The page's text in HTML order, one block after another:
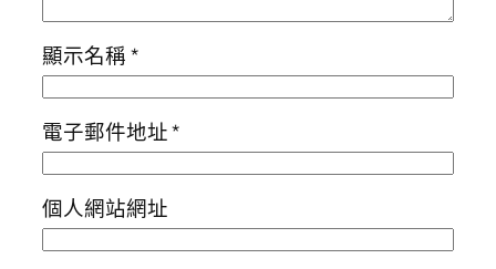
顯示名稱*
電子郵件地址*
個人網站網址